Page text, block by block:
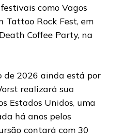
como Vagos
Tattoo Rock Fest, em
Coffee Party, na
de 2026 ainda está por
realizará sua
Estados Unidos, uma
há anos pelos
contará com 30